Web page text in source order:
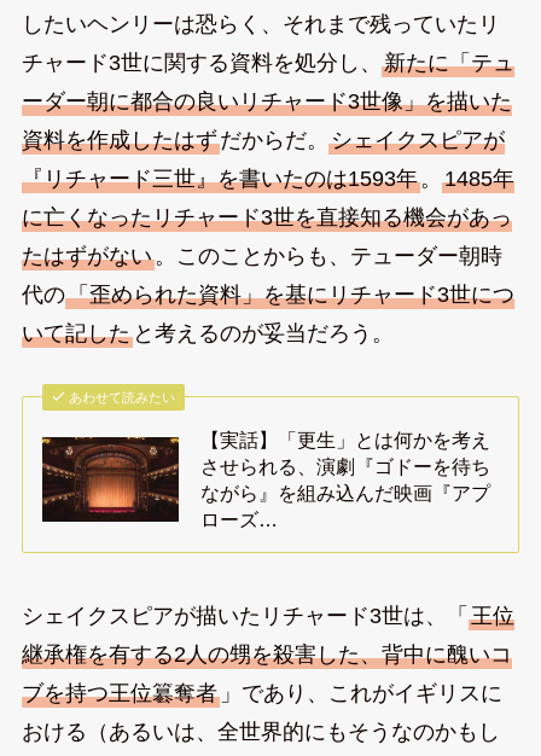
したいヘンリーは恐らく、それまで残っていたリ
チャード3世に関する資料を処分し、 新たに「テュ
ーダー朝に都合の良いリチャード3世像」を描いた
資料を作成したはずだからだ。 シェイクスピアが
『リチャード三世』を書いたのは1593年。 1485年
に亡くなったリチャード3世を直接知る機会があっ
たはずがない。このことからも、テューダー朝時
代の「歪められた資料」を基にリチャード3世につ
いて記したと考えるのが妥当だろう。
あわせて読みたい
【実話】「更生」とは何かを考え
させられる、演劇『ゴドーを待ち
ながら』を組み込んだ映画『アプ
ローズ…
シェイクスピアが描いたリチャード3世は、「 王位
継承権を有する2人の甥を殺害した、背中に醜いコ
ブを持つ王位簒奪者」であり、これがイギリスに
おける（あるいは、全世界的にもそうなのかもし